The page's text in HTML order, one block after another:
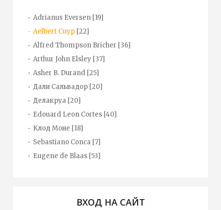
Adrianus Eversen [19]
Aelbert Cuyp [22]
Alfred Thompson Bricher [36]
Arthur John Elsley [37]
Asher B. Durand [25]
Дали Сальвадор [20]
Делакруа [20]
Edouard Leon Cortes [40]
Клод Моне [18]
Sebastiano Conca [7]
Eugene de Blaas [53]
ВХОД НА САЙТ